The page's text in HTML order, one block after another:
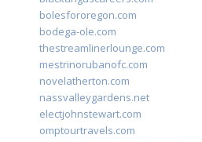
bolesfororegon.com
bodega-ole.com
thestreamlinerlounge.com
mestrinorubanofc.com
novelatherton.com
nassvalleygardens.net
electjohnstewart.com
omptourtravels.com